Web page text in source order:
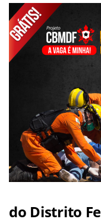
do Distrito